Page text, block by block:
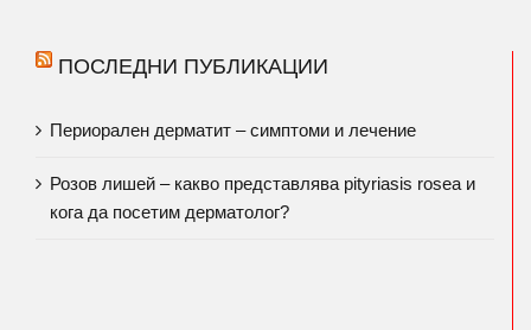
ПОСЛЕДНИ ПУБЛИКАЦИИ
Периорален дерматит – симптоми и лечение
Розов лишей – какво представлява pityriasis rosea и
кога да посетим дерматолог?